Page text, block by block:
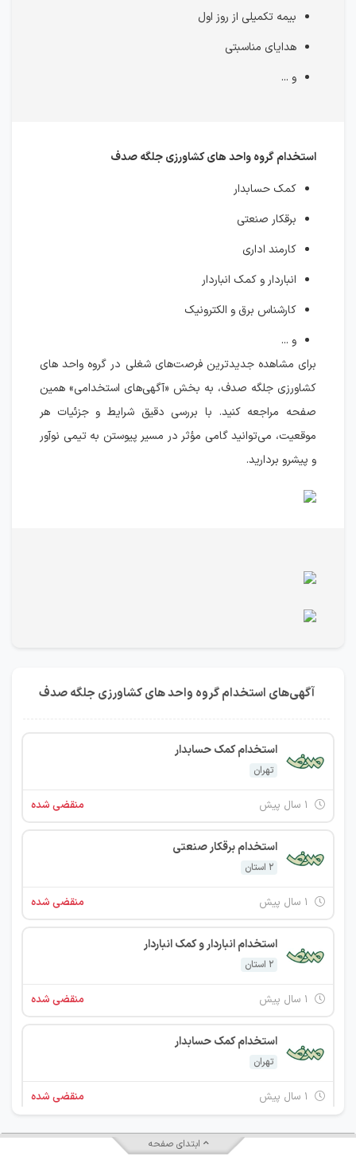
بیمه تکمیلی از روز اول
هدایای مناسبتی
و ...
استخدام گروه واحد های کشاورزی جلگه صدف
کمک حسابدار
برقکار صنعتی
کارمند اداری
انباردار و کمک انباردار
کارشناس برق و الکترونیک
و ...
برای مشاهده جدیدترین فرصت‌های شغلی در گروه واحد های
کشاورزی جلگه صدف، به بخش «آگهی‌های استخدامی» همین
صفحه مراجعه کنید. با بررسی دقیق شرایط و جزئیات هر
موقعیت، می‌توانید گامی مؤثر در مسیر پیوستن به تیمی نوآور
و پیشرو بردارید.
آگهی‌های استخدام گروه واحد های کشاورزی جلگه صدف
استخدام کمک حسابدار
تهران
منقضی شده
استخدام برقکار صنعتی
2 استان
منقضی شده
استخدام انباردار و کمک انباردار
2 استان
منقضی شده
استخدام کمک حسابدار
تهران
منقضی شده
استخدام کمک حسابدارابتدای صفحه